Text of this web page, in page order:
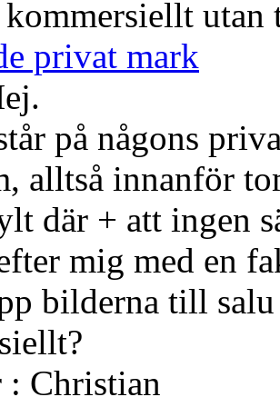
kommersiellt utan
privat mark
på någons
alltså innanför
där + att ingen
mig med en
bilderna till
: Christian